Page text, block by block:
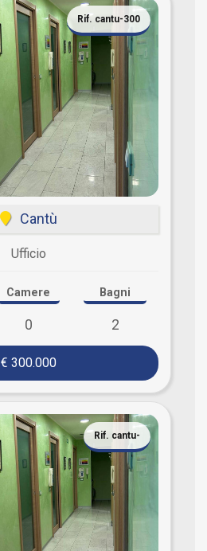
Rif. cantu-300
Cantù
Ufficio
Camere
0
Bagni
2
€ 300.000
Rif. cantu-